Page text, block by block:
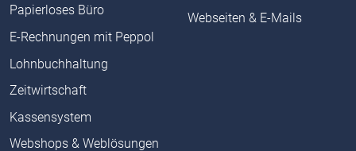
Papierloses Büro
E-Rechnungen mit Peppol
Lohnbuchhaltung
Zeitwirtschaft
Kassensystem
Webshops & Weblösungen
Webseiten & E-Mails